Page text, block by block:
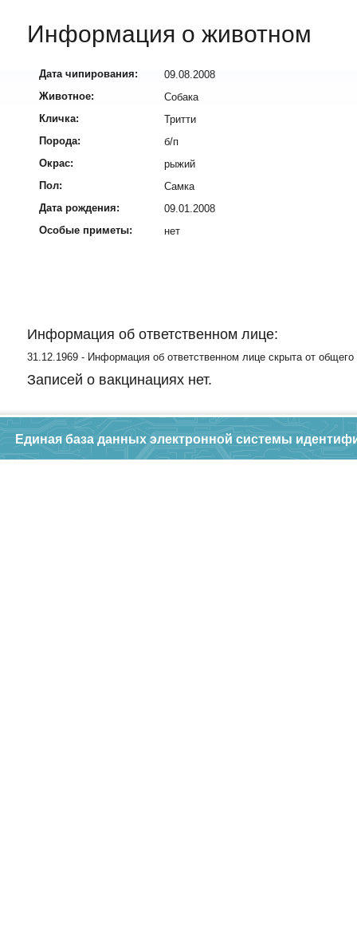
Информация о животном
Дата чипирования:
09.08.2008
Животное:
Собака
Кличка:
Тритти
Порода:
б/п
Окрас:
рыжий
Пол:
Самка
Дата рождения:
09.01.2008
Особые приметы:
нет
Информация об ответственном лице:
31.12.1969 - Информация об ответственном лице скрыта от общего
Записей о вакцинациях нет.
Единая база данных электронной системы